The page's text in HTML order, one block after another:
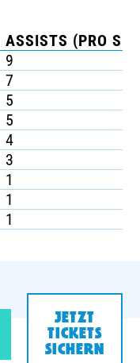
ASSISTS (PRO
9
7
5
5
4
3
1
1
1
JETZT
TICKETS
SICHERN